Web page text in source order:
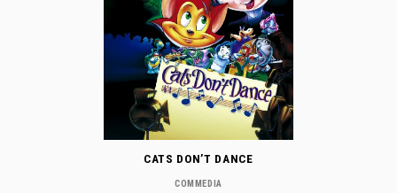
CATS DON’T DANCE
COMMEDIA